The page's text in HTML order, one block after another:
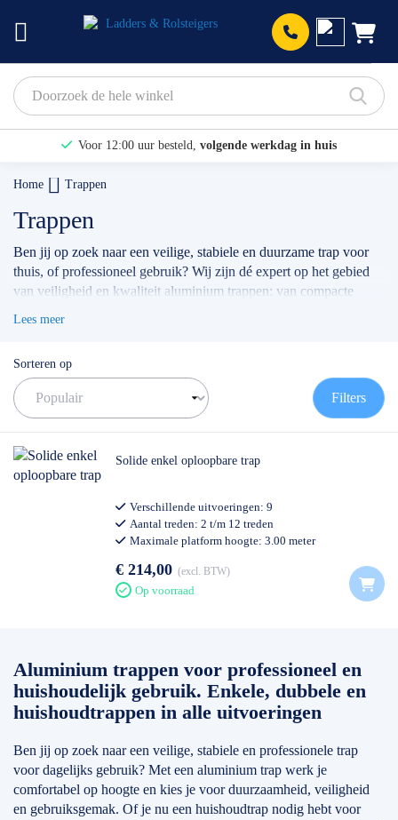
Voor 12:00 uur besteld, volgende werkdag in huis
Home Trappen
Trappen
Ben jij op zoek naar een veilige, stabiele en duurzame trap voor
thuis, of professioneel gebruik? Wij zijn dé expert op het gebied
van veiligheid en kwaliteit aluminium trappen: van compacte
gebruik: bij ons vind je altijd het model wat het beste bij jou en je
werkzaamheden past.
Wij leveren trappen van alleen topmerken zoals bijvoorbeeld :
aan de strengst geldende wet -en regelgeving. Het verschil tussen
de verschillende uitvoeringen zit vooral in stabiliteit, veiligheid,
trap die aansluit bij hoe vaak en hoe intensief je deze gebruikt van
incidenteel thuisgebruik tot dagelijks professioneel werk.
Ga voor jezelf na welke eisen jij aan een trap stelt. Waar wordt de
trap voor gebruikt en hoe vaak. Bij elke trap maken wij
onderscheid tussen thuisgebruik, semi professioneel en
eenvoudig het gewenste model kiezen.
✅ Volgende werkdag op locatie
✅ Meedenkende klantenservice
, of
Lees meer
Sorteren op
Filters
Solide enkel oploopbare trap
Verschillende uitvoeringen: 9
Aantal treden: 2 t/m 12 treden
Maximale platform hoogte: 3.00 meter
€ 214,00 excl. BTW
Op voorraad
Aluminium trappen voor professioneel en
huishoudelijk gebruik. Enkele, dubbele en
huishoudtrappen in alle uitvoeringen
Ben jij op zoek naar een veilige, stabiele en professionele trap
voor dagelijks gebruik? Met een aluminium trap werk je
comfortabel op hoogte en kies je voor duurzaamheid, veiligheid
en gebruiksgemak. Of je nu een huishoudtrap nodig hebt voor